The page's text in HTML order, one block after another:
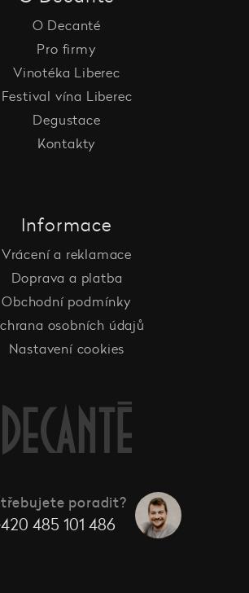
O Decanté
Pro firmy
Vinotéka Liberec
Festival vína Liberec
Degustace
Kontakty
Informace
Vrácení a reklamace
Doprava a platba
Obchodní podmínky
osobních údajů
Nastavení cookies
poradit?
485 101 486